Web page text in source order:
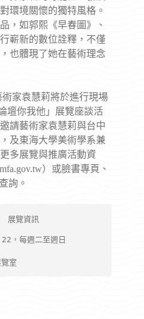
環境關懷的獨特風格。
，如郭熙《早春圖》、
嶄新的數位詮釋，不僅
也體現了她在藝術理念
家袁慧莉將於進行現場
壇你我他」展覽座談活
請藝術家袁慧莉與台中
及東海大學美術學系兼
多展覽與推廣活動資
）或臉書專頁、
詢。
展覽資訊
，每週二至週日
室